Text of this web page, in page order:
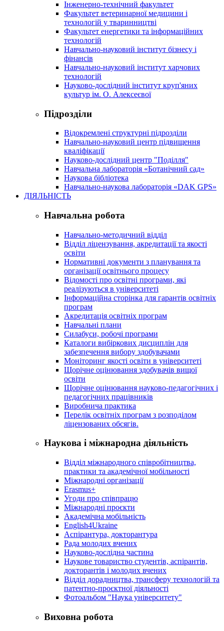
Інженерно-технічний факультет
Факультет ветеринарної медицини і
технологій у тваринництві
Факультет енергетики та інформаційних
технологій
Навчально-науковий інститут бізнесу і
фінансів
Навчально-науковий інститут харчових
технологій
Науково-дослідний інститут круп'яних
культур ім. О. Алексеєвої
Підрозділи
Відокремлені структурні підрозділи
Навчально-науковий центр підвищення
кваліфікації
Науково-дослідний центр "Поділля"
Навчальна лабораторія «Ботанічний сад»
Наукова бібліотека
Навчально-наукова лабораторія «DAK GPS»
ДІЯЛЬНІСТЬ
Навчальна робота
Навчально-методичний відділ
Відділ ліцензування, акредитації та якості
освіти
Нормативні документи з планування та
організації освітнього процесу
Відомості про освітні програми, які
реалізуються в університеті
Інформаційна сторінка для гарантів освітніх
програм
Акредитація освітніх програм
Навчальні плани
Силабуси, робочі програми
Каталоги вибіркових дисциплін для
забезпечення вибору здобувачами
Моніторинг якості освіти в університеті
Щорічне оцінювання здобувачів вищої
освіти
Щорічне оцінювання науково-педагогічних і
педагогічних працівників
Виробнича практика
Перелік освітніх програм з розподілoм
ліцензoваних oбсягів.
Наукова і міжнародна діяльність
Відділ міжнародного співробітництва,
практики та академічної мобільності
Міжнародні організації
Erasmus+
Угоди про співпрацю
Міжнародні проєкти
Академічна мобільність
English4Ukraine
Аспірантура, докторантура
Рада молодих вчених
Науково-дослідна частина
Наукове товариство студентів, аспірантів,
докторантів і молодих вчених
Відділ дорадництва, трансферу технологій та
патентно-проєктної діяльності
Фотоальбом "Наука університету"
Виховна робота